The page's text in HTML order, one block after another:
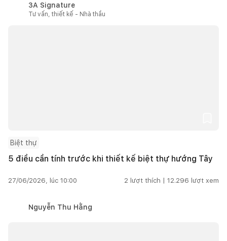
3A Signature
Tư vấn, thiết kế - Nhà thầu
Biệt thự
5 điều cần tính trước khi thiết kế biệt thự hướng Tây
27/06/2026, lúc 10:00 2 lượt thích | 12.296 lượt xem
Nguyễn Thu Hằng